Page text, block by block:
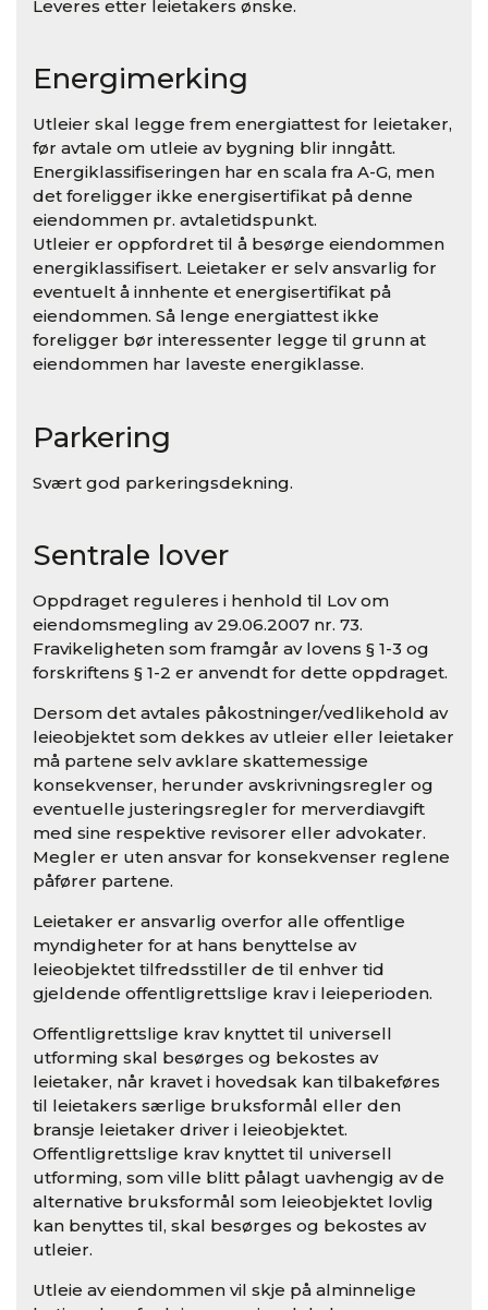
Leveres etter leietakers ønske.
Energimerking
Utleier skal legge frem energiattest for leietaker,
før avtale om utleie av bygning blir inngått.
Energiklassifiseringen har en scala fra A-G, men
det foreligger ikke energisertifikat på denne
eiendommen pr. avtaletidspunkt.
Utleier er oppfordret til å besørge eiendommen
energiklassifisert. Leietaker er selv ansvarlig for
eventuelt å innhente et energisertifikat på
eiendommen. Så lenge energiattest ikke
foreligger bør interessenter legge til grunn at
eiendommen har laveste energiklasse.
Parkering
Svært god parkeringsdekning.
Sentrale lover
Oppdraget reguleres i henhold til Lov om
eiendomsmegling av 29.06.2007 nr. 73.
Fravikeligheten som framgår av lovens § 1-3 og
forskriftens § 1-2 er anvendt for dette oppdraget.
Dersom det avtales påkostninger/vedlikehold av
leieobjektet som dekkes av utleier eller leietaker
må partene selv avklare skattemessige
konsekvenser, herunder avskrivningsregler og
eventuelle justeringsregler for merverdiavgift
med sine respektive revisorer eller advokater.
Megler er uten ansvar for konsekvenser reglene
påfører partene.
Leietaker er ansvarlig overfor alle offentlige
myndigheter for at hans benyttelse av
leieobjektet tilfredsstiller de til enhver tid
gjeldende offentligrettslige krav i leieperioden.
Offentligrettslige krav knyttet til universell
utforming skal besørges og bekostes av
leietaker, når kravet i hovedsak kan tilbakeføres
til leietakers særlige bruksformål eller den
bransje leietaker driver i leieobjektet.
Offentligrettslige krav knyttet til universell
utforming, som ville blitt pålagt uavhengig av de
alternative bruksformål som leieobjektet lovlig
kan benyttes til, skal besørges og bekostes av
utleier.
Utleie av eiendommen vil skje på alminnelige